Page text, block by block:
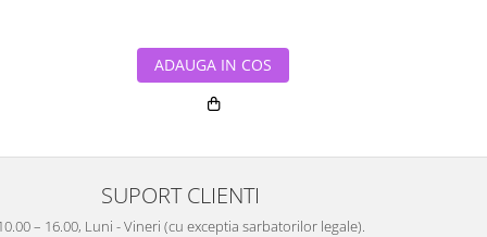
ADAUGA IN COS
SUPORT CLIENTI
– 16.00, Luni - Vineri (cu exceptia sarbatorilor legale).